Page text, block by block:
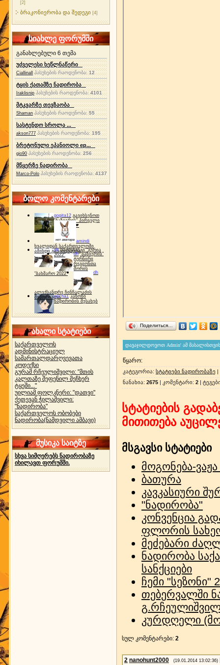
[2]
ბრაკონიერობა და შედეგი [4]
სიახლე ფორუმში
განახლებული 6 თემა
უძველესი ხეწლნაწერი
Ciallinall პასუხების რაოდენობა:12
ტყის ქათამზე ნადირობა
Iraklisnip პასუხების რაოდენობა: 4101
მტკვარზე თევზაობა
Shaman პასუხების რაოდენობა:55
სასტენდო სროლა ...
akson777 პასუხების რაოდენობა:195
ბრეტონული ეპანიოლი ep...
gio90 პასუხების რაოდენობა:256
მწყერზე ნადირობა
Marco-Polo პასუხების რაოდენობა:4137
ბოლო კომენტარები
gogita12 გავიხსენოთ
"ბაზიერის" პირველი
ტურნირი ❤
amindi
ხვალიდან საქართველოში
ამინდი გაუარესდება
dh სპორტინგი "გურია
2022"
dh "ბაზიერის"
ტურნირი
რეგიონთა
შორის
"ბახმარო 2022"
dh
ალექსანდრე ჩინჩალაძის
მემორიალიgocha1 კანონი
ნადირობის შესახებ
ახალი სტატიები
საქართველოს
ადმინისტრაციულ
სამართალდარღვევათა
კოდექსი
გურამ რჩეულიშვილი: "მთის
კალთაზე შეფენილ მეჩხერ
ტყეში..."
უილიამ ფოლკნერი: "დათვი"
ქეთევან ჭილაშვილი:
"ნადირობა"
საქართველოს ობობები
ნადირობა(ნამდვილი ამბავი)
მუსიკა საიტზე
სხვა სიმღერებს ნადირობაზე
იხილავთ ფორუმში.
Поделиться…
წყარო:
კატეგორია: სტატიები ნადირობაზე |
ნანახია: 2675 | კომენტარი: 2 |
სტატიების
მითითება
მსგავსი სტატიები
მოგონება-
ბათურა
კავკასიური
"ნადირობა"
კონვენცია
ფლორის
მეძებარი
ნადირობა
სანქციები
ჩემი "სეზონი"
თებერვალში
კურდღელი
სულ კომენტარები: 2
2 nanohunt2000 (19.01.2014 13:02:36)